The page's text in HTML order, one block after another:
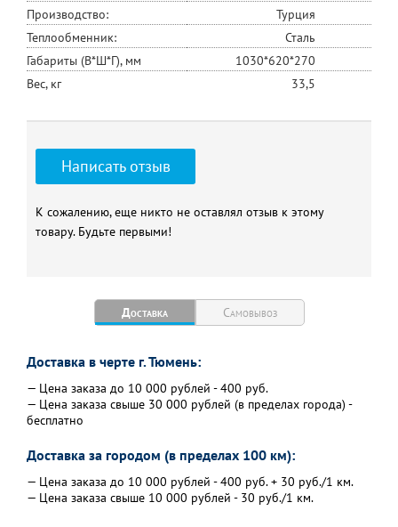
Производство:
Турция
Теплообменник:
Сталь
Габариты (В*Ш*Г), мм
1030*620*270
Вес, кг
33,5
Написать отзыв
К сожалению, еще никто не оставлял отзыв к этому
товару. Будьте первыми!
Доставка Самовывоз
Доставка в черте г. Тюмень:
— Цена заказа до 10 000 рублей - 400 руб.
— Цена заказа свыше 30 000 рублей (в пределах города) -
бесплатно
Доставка за городом (в пределах 100 км):
— Цена заказа до 10 000 рублей - 400 руб. + 30 руб./1 км.
— Цена заказа свыше 10 000 рублей - 30 руб./1 км.